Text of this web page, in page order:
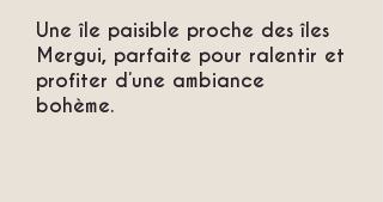
Une île paisible proche des îles
Mergui, parfaite pour ralentir et
profiter d’une ambiance
bohème.